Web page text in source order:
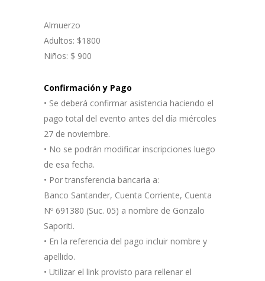
Almuerzo
Adultos: $1800
Niños: $ 900
Confirmación y Pago
• Se deberá confirmar asistencia haciendo el
pago total del evento antes del día miércoles
27 de noviembre.
• No se podrán modificar inscripciones luego
de esa fecha.
• Por transferencia bancaria a:
Banco Santander, Cuenta Corriente, Cuenta
Nº 691380 (Suc. 05) a nombre de Gonzalo
Saporiti.
• En la referencia del pago incluir nombre y
apellido.
• Utilizar el link provisto para rellenar el